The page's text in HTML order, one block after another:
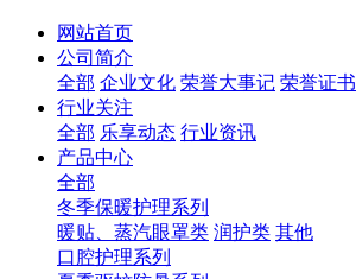
网站首页
公司简介
全部 企业文化 荣誉大事记 荣誉证书
行业关注
全部 乐享动态 行业资讯
产品中心
全部
冬季保暖护理系列
暖贴、蒸汽眼罩类 润护类 其他
口腔护理系列